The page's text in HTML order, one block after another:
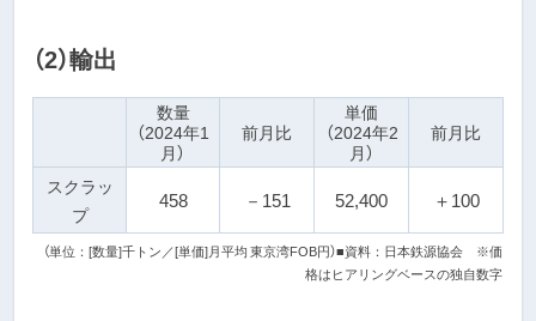
（2）輸出
数量
（2024年1
月）
前月比
単価
（2024年2
月）
前月比
スクラッ
プ
458 － 151 52,400 ＋100
（単位：[数量]千トン／[単価]月平均 東京湾FOB円）■資料：日本鉄源協会 ※価
格はヒアリングベースの独自数字